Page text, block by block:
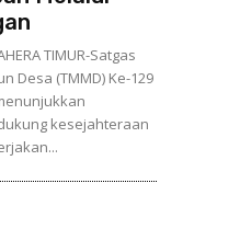
TIMUR-Satgas
Desa (TMMD) Ke-129
kesejahteraan